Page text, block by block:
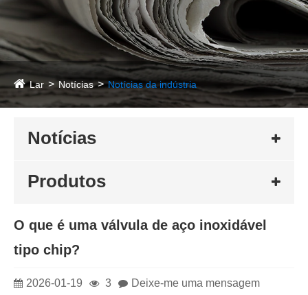
Lar Notícias Notícias da indústria
Notícias
Produtos
O que é uma válvula de aço inoxidável
tipo chip?
2026-01-19 3 Deixe-me uma mensagem